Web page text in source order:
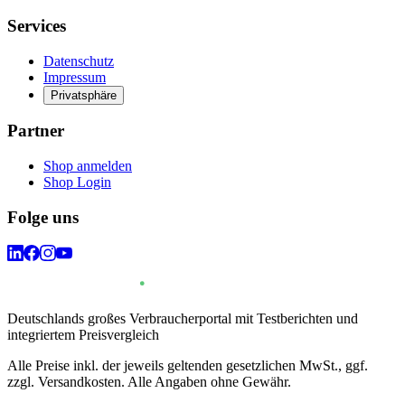
Services
Datenschutz
Impressum
Privatsphäre
Partner
Shop anmelden
Shop Login
Folge uns
Deutschlands großes Verbraucherportal mit Testberichten und
integriertem Preisvergleich
Alle Preise inkl. der jeweils geltenden gesetzlichen MwSt., ggf.
zzgl. Versandkosten. Alle Angaben ohne Gewähr.